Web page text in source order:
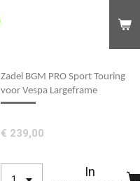
Zadel BGM PRO Sport Touring
voor Vespa Largeframe
€ 239,00
In